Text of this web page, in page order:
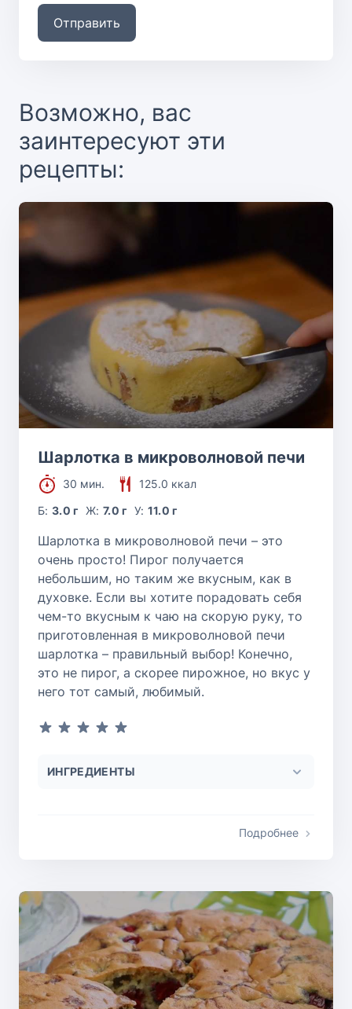
Отправить
Возможно, вас
заинтересуют эти
рецепты:
Шарлотка в микроволновой печи
30 мин.
125.0 ккал
Б:3.0 г Ж: 7.0 г У: 11.0 г
Шарлотка в микроволновой печи – это
очень просто! Пирог получается
небольшим, но таким же вкусным, как в
духовке. Если вы хотите порадовать себя
чем-то вкусным к чаю на скорую руку, то
приготовленная в микроволновой печи
шарлотка – правильный выбор! Конечно,
это не пирог, а скорее пирожное, но вкус у
него тот самый, любимый.
ИНГРЕДИЕНТЫ
Подробнее